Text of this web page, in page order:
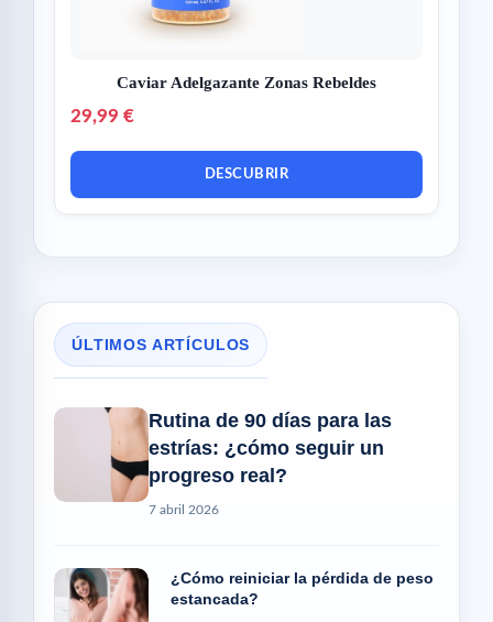
Caviar Adelgazante Zonas Rebeldes
29,99 €
DESCUBRIR
ÚLTIMOS ARTÍCULOS
Rutina de 90 días para las
estrías: ¿cómo seguir un
progreso real?
7 abril 2026
¿Cómo reiniciar la pérdida de peso
estancada?